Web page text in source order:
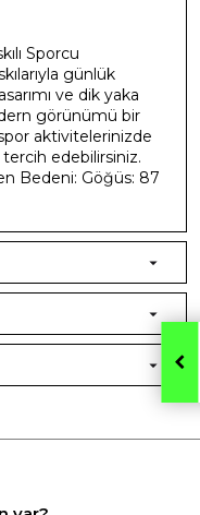
Sporcu
günlük
ve dik yaka
görünümü bir
aktivitelerinizde
edebilirsiniz.
Bedeni: Göğüs: 87